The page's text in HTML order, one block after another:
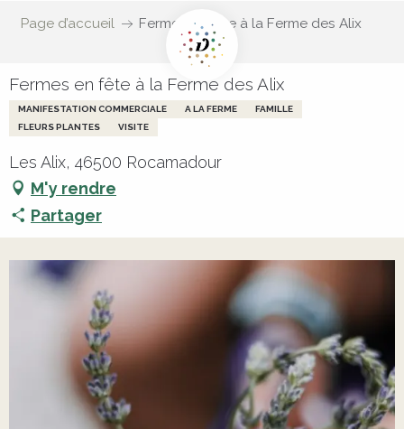
Page d’accueil Fermes en fête à la Ferme des Alix
Fermes en fête à la Ferme des Alix
MANIFESTATION COMMERCIALE A LA FERME
FAMILLE
FLEURS PLANTES
VISITE
Les Alix, 46500 Rocamadour
M'y rendre
Partager